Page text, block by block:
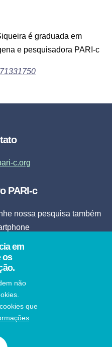
é graduada em
e pesquisadora PARI-c
c.org
PARI-c
nossa pesquisa também
direitos reservados
em
os
não
que